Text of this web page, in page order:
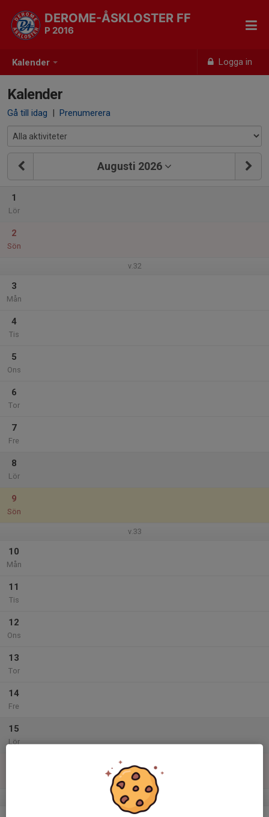
Kalender Logga in
DEROME-ÅSKLOSTER FF
P 2016
Kalender
Gå till idag | Prenumerera
Augusti 2026
1
Lör
2
Sön
v.32
3
Mån
4
Tis
5
Ons
6
Tor
7
Fre
8
Lör
9
Sön
v.33
10
Mån
11
Tis
12
Ons
13
Tor
14
Fre
15
Lör
Bollisar P2016 DÅFF Herr-IF Centern
v.34